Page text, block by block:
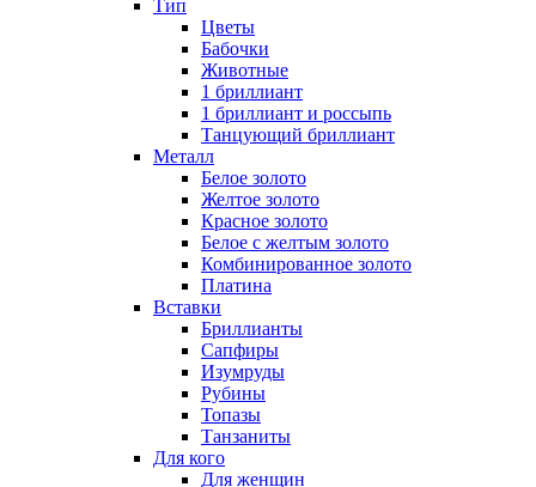
Тип
Цветы
Бабочки
Животные
1 бриллиант
1 бриллиант и россыпь
Танцующий бриллиант
Металл
Белое золото
Желтое золото
Красное золото
Белое с желтым золото
Комбинированное золото
Платина
Вставки
Бриллианты
Сапфиры
Изумруды
Рубины
Топазы
Танзаниты
Для кого
Для женщин